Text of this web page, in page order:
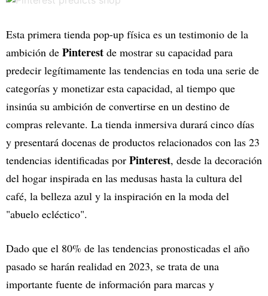
Esta primera tienda pop-up física es un testimonio de la
ambición de Pinterest de mostrar su capacidad para
predecir legítimamente las tendencias en toda una serie de
categorías y monetizar esta capacidad, al tiempo que
insinúa su ambición de convertirse en un destino de
compras relevante. La tienda inmersiva durará cinco días
y presentará docenas de productos relacionados con las 23
tendencias identificadas por Pinterest, desde la decoración
del hogar inspirada en las medusas hasta la cultura del
café, la belleza azul y la inspiración en la moda del
"abuelo ecléctico".
Dado que el 80% de las tendencias pronosticadas el año
pasado se harán realidad en 2023, se trata de una
importante fuente de información para marcas y